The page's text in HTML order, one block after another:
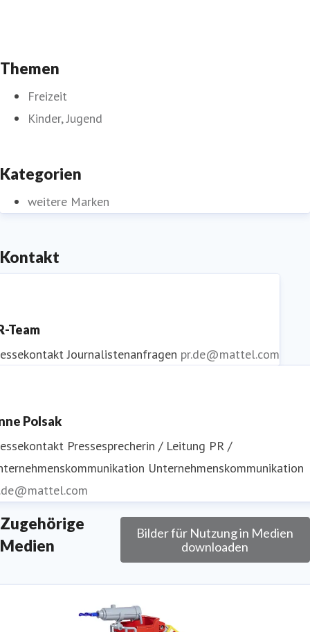
Themen
Freizeit
Kinder, Jugend
Kategorien
weitere Marken
Kontakt
Team
Journalistenanfragen pr.de@mattel.com
Polsak
Pressesprecherin / Leitung PR /
Unternehmenskommunikation
Zugehörige
Medien
Bilder für Nutzung in Medien
downloaden